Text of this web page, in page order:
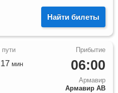
Найти билеты
06:00
Армавир
Армавир АВ
17 мин